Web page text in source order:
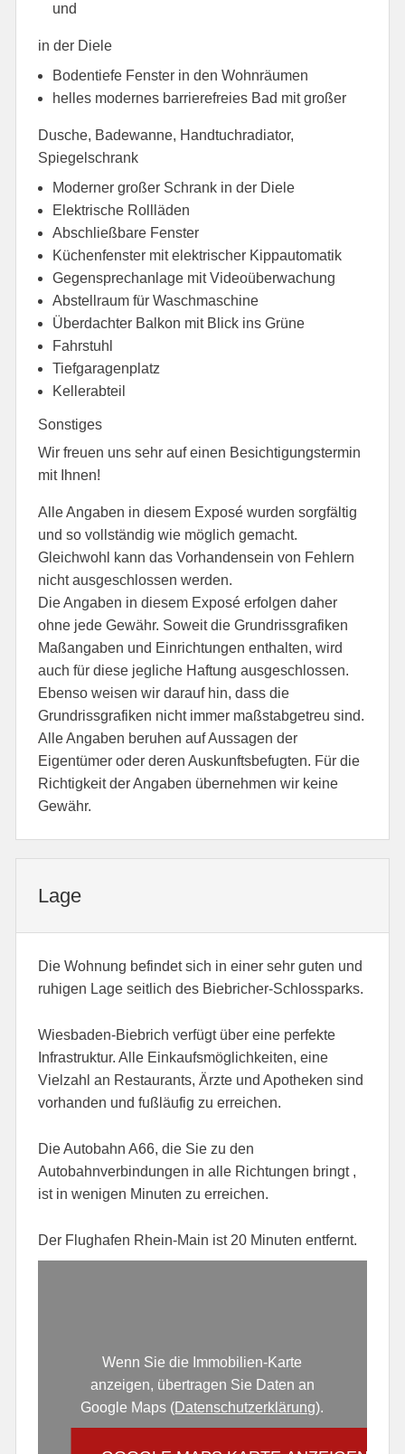
und
in der Diele
Bodentiefe Fenster in den Wohnräumen
helles modernes barrierefreies Bad mit großer
Dusche, Badewanne, Handtuchradiator,
Spiegelschrank
Moderner großer Schrank in der Diele
Elektrische Rollläden
Abschließbare Fenster
Küchenfenster mit elektrischer Kippautomatik
Gegensprechanlage mit Videoüberwachung
Abstellraum für Waschmaschine
Überdachter Balkon mit Blick ins Grüne
Fahrstuhl
Tiefgaragenplatz
Kellerabteil
Sonstiges
Wir freuen uns sehr auf einen Besichtigungstermin
mit Ihnen!
Alle Angaben in diesem Exposé wurden sorgfältig
und so vollständig wie möglich gemacht.
Gleichwohl kann das Vorhandensein von Fehlern
nicht ausgeschlossen werden.
Die Angaben in diesem Exposé erfolgen daher
ohne jede Gewähr. Soweit die Grundrissgrafiken
Maßangaben und Einrichtungen enthalten, wird
auch für diese jegliche Haftung ausgeschlossen.
Ebenso weisen wir darauf hin, dass die
Grundrissgrafiken nicht immer maßstabgetreu sind.
Alle Angaben beruhen auf Aussagen der
Eigentümer oder deren Auskunftsbefugten. Für die
Richtigkeit der Angaben übernehmen wir keine
Gewähr.
Lage
Die Wohnung befindet sich in einer sehr guten und
ruhigen Lage seitlich des Biebricher-Schlossparks.
Wiesbaden-Biebrich verfügt über eine perfekte
Infrastruktur. Alle Einkaufsmöglichkeiten, eine
Vielzahl an Restaurants, Ärzte und Apotheken sind
vorhanden und fußläufig zu erreichen.
Die Autobahn A66, die Sie zu den
Autobahnverbindungen in alle Richtungen bringt ,
ist in wenigen Minuten zu erreichen.
Der Flughafen Rhein-Main ist 20 Minuten entfernt.
Wenn Sie die Immobilien-Karte
anzeigen, übertragen Sie Daten an
Google Maps (Datenschutzerklärung).